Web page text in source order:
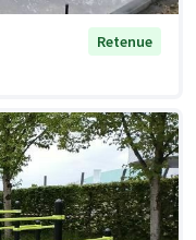
Retenue